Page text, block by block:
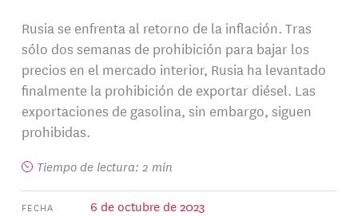
Rusia se enfrenta al retorno de la inflación. Tras
sólo dos semanas de prohibición para bajar los
precios en el mercado interior, Rusia ha levantado
finalmente la prohibición de exportar diésel. Las
exportaciones de gasolina, sin embargo, siguen
prohibidas.
Tiempo de lectura: 2 min
FECHA 6 de octubre de 2023